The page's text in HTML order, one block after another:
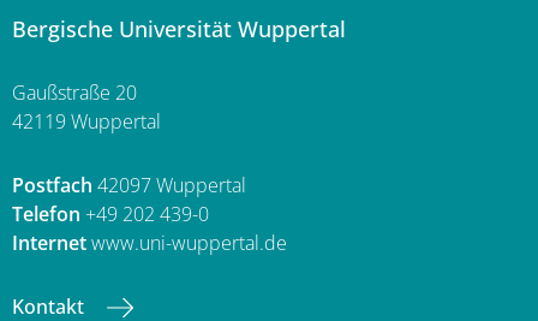
Bergische Universität Wuppertal
Gaußstraße 20
42119 Wuppertal
Postfach 42097 Wuppertal
Telefon +49 202 439-0
Internetwww.uni-wuppertal.de
Kontakt